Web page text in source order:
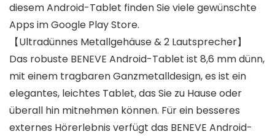
diesem Android-Tablet finden Sie viele gewünschte
Apps im Google Play Store.
【Ultradünnes Metallgehäuse & 2 Lautsprecher】
Das robuste BENEVE Android-Tablet ist 8,6 mm dünn,
mit einem tragbaren Ganzmetalldesign, es ist ein
elegantes, leichtes Tablet, das Sie zu Hause oder
überall hin mitnehmen können. Für ein besseres
externes Hörerlebnis verfügt das BENEVE Android-